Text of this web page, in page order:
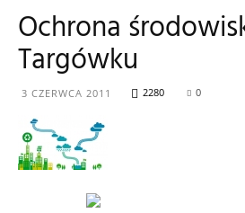
Ochrona
Targówku
3 CZERWCA 2011 2280 0